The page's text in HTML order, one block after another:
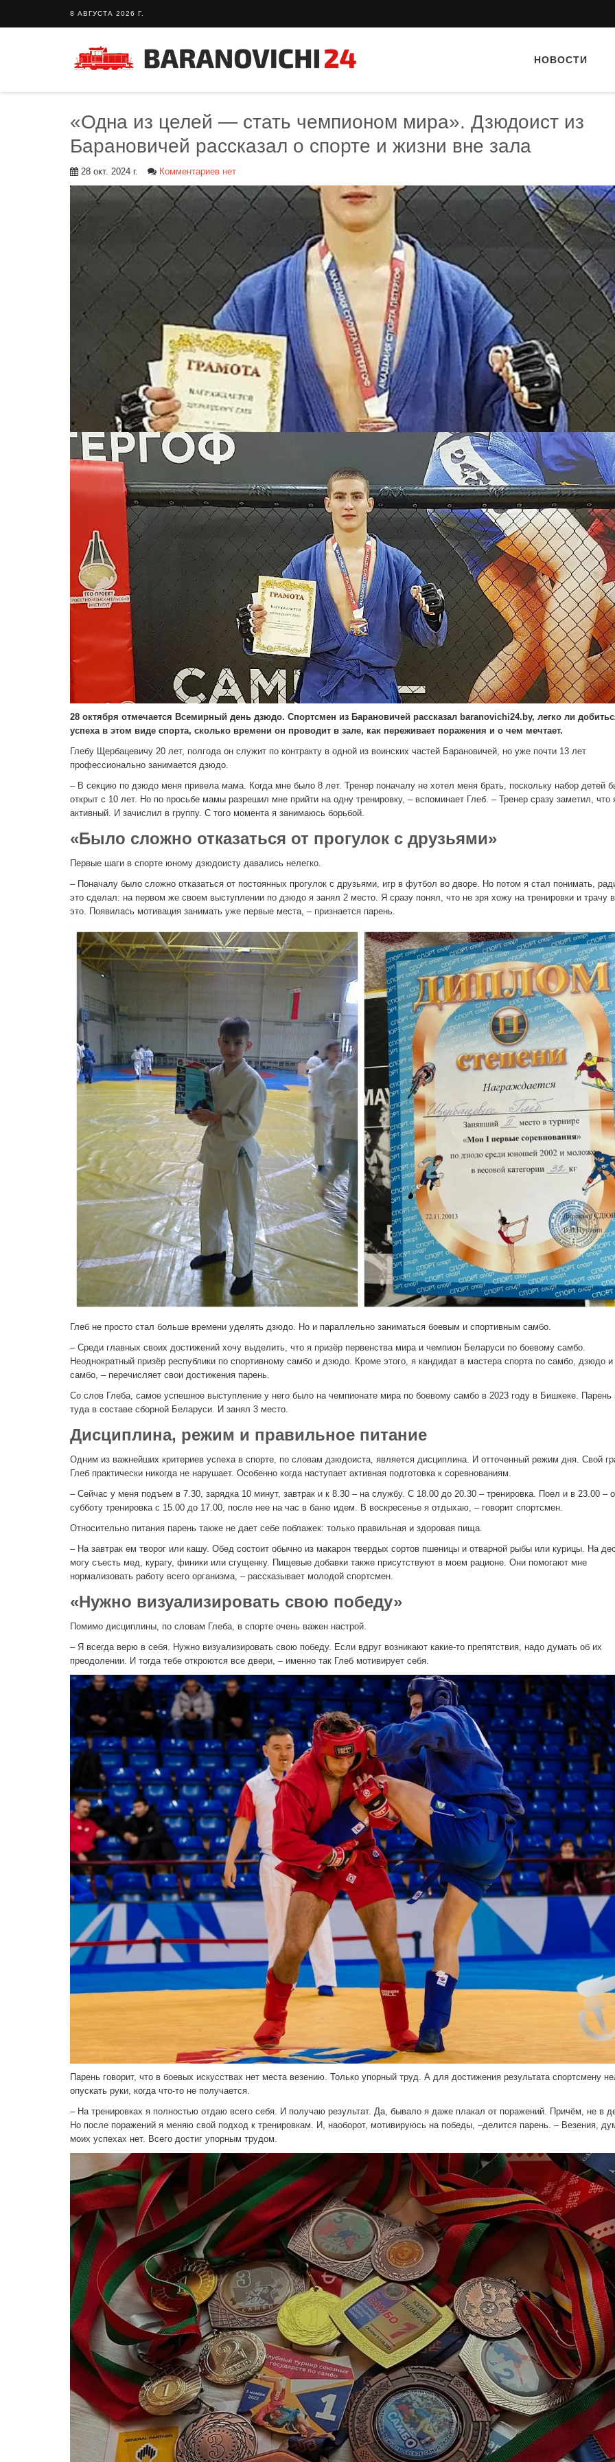
8 АВГУСТА 2026 Г.
НОВОСТИ
«Одна из целей — стать чемпионом мира». Дзюдоист из
Барановичей рассказал о спорте и жизни вне зала
28 окт. 2024 г. Комментариев нет
28 октября отмечается Всемирный день дзюдо. Спортсмен из Барановичей рассказал baranovichi24.by, легко ли
успеха в этом виде спорта, сколько времени он проводит в зале, как переживает поражения и о чем мечтает.
Глебу Щербацевичу 20 лет, полгода он служит по контракту в одной из воинских частей Барановичей, но уже почти 13 лет
профессионально занимается дзюдо.
– В секцию по дзюдо меня привела мама. Когда мне было 8 лет. Тренер поначалу не хотел меня брать, поскольку набор детей
открыт с 10 лет. Но по просьбе мамы разрешил мне прийти на одну тренировку, – вспоминает Глеб. – Тренер сразу заметил, что
активный. И зачислил в группу. С того момента я занимаюсь борьбой.
«Было сложно отказаться от прогулок с друзьями»
Первые шаги в спорте юному дзюдоисту давались нелегко.
– Поначалу было сложно отказаться от постоянных прогулок с друзьями, игр в футбол во дворе. Но потом я стал понимать,
это сделал: на первом же своем выступлении по дзюдо я занял 2 место. Я сразу понял, что не зря хожу на тренировки и трачу
это. Появилась мотивация занимать уже первые места, – признается парень.
Глеб не просто стал больше времени уделять дзюдо. Но и параллельно заниматься боевым и спортивным самбо.
– Среди главных своих достижений хочу выделить, что я призёр первенства мира и чемпион Беларуси по боевому самбо.
Неоднократный призёр республики по спортивному самбо и дзюдо. Кроме этого, я кандидат в мастера спорта по самбо, дзюдо
самбо, – перечисляет свои достижения парень.
Со слов Глеба, самое успешное выступление у него было на чемпионате мира по боевому самбо в 2023 году в Бишкеке. Парень
туда в составе сборной Беларуси. И занял 3 место.
Дисциплина, режим и правильное питание
Одним из важнейших критериев успеха в спорте, по словам дзюдоиста, является дисциплина. И отточенный режим дня. Свой
Глеб практически никогда не нарушает. Особенно когда наступает активная подготовка к соревнованиям.
– Сейчас у меня подъем в 7.30, зарядка 10 минут, завтрак и к 8.30 – на службу. С 18.00 до 20.30 – тренировка. Поел и в 23.00 –
субботу тренировка с 15.00 до 17.00, после нее на час в баню идем. В воскресенье я отдыхаю, – говорит спортсмен.
Относительно питания парень также не дает себе поблажек: только правильная и здоровая пища.
– На завтрак ем творог или кашу. Обед состоит обычно из макарон твердых сортов пшеницы и отварной рыбы или курицы. На
могу съесть мед, курагу, финики или сгущенку. Пищевые добавки также присутствуют в моем рационе. Они помогают мне
нормализовать работу всего организма, – рассказывает молодой спортсмен.
«Нужно визуализировать свою победу»
Помимо дисциплины, по словам Глеба, в спорте очень важен настрой.
– Я всегда верю в себя. Нужно визуализировать свою победу. Если вдруг возникают какие-то препятствия, надо думать об их
преодолении. И тогда тебе откроются все двери, – именно так Глеб мотивирует себя.
Парень говорит, что в боевых искусствах нет места везению. Только упорный труд. А для достижения результата спортсмену
опускать руки, когда что-то не получается.
– На тренировках я полностью отдаю всего себя. И получаю результат. Да, бывало я даже плакал от поражений. Причём, не в
Но после поражений я меняю свой подход к тренировкам. И, наоборот, мотивируюсь на победы, –делится парень. – Везения,
моих успехах нет. Всего достиг упорным трудом.
Тайный гость: кафе «Автограф» Тайный гость: